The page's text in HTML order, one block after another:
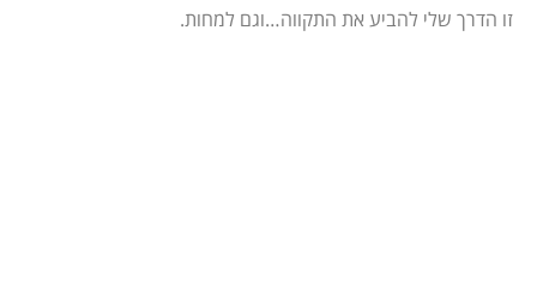
זו הדרך שלי להביע את התקווה…וגם למחות.